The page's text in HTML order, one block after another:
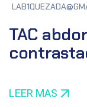
TAC
LEER MAS